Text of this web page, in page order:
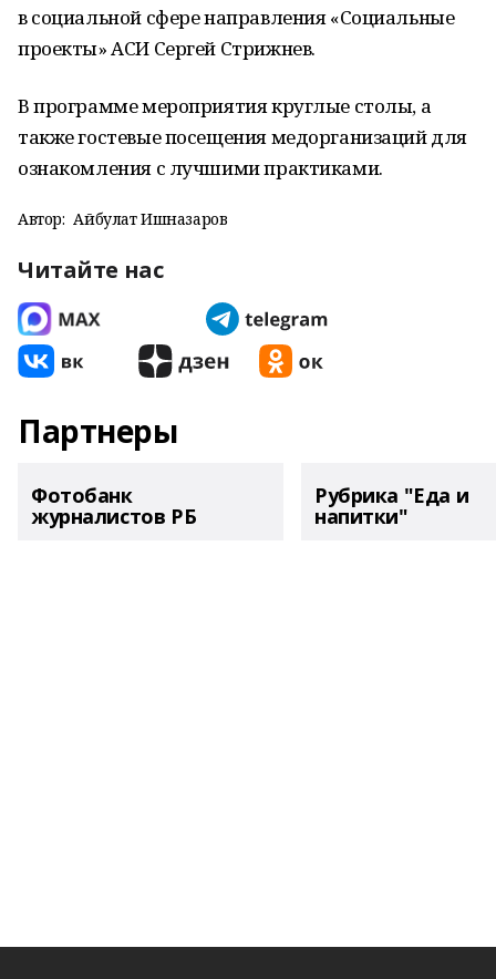
в социальной сфере направления «Социальные
проекты» АСИ Сергей Стрижнев.
В программе мероприятия круглые столы, а
также гостевые посещения медорганизаций для
ознакомления с лучшими практиками.
Автор: Айбулат Ишназаров
Читайте нас
Партнеры
Фотобанк
журналистов РБ
Рубрика "Еда и
напитки"